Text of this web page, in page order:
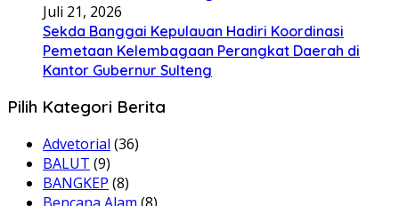
Juli 21, 2026
Sekda Banggai Kepulauan Hadiri Koordinasi
Pemetaan Kelembagaan Perangkat Daerah di
Kantor Gubernur Sulteng
Pilih Kategori Berita
Advetorial (36)
BALUT (9)
BANGKEP (8)